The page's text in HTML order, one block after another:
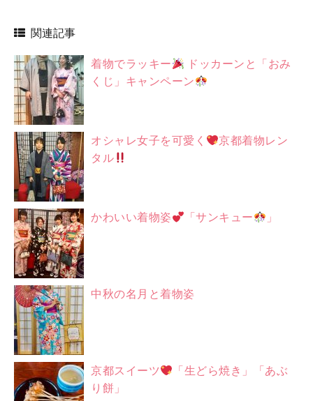
関連記事
着物でラッキー
ドッカーンと「おみ
くじ」キャンペーン
オシャレ女子を可愛く
京都着物レン
タル
かわいい着物姿 「サンキュー 」
中秋の名月と着物姿
京都スイーツ
「生どら焼き」「あぶ
り餅」